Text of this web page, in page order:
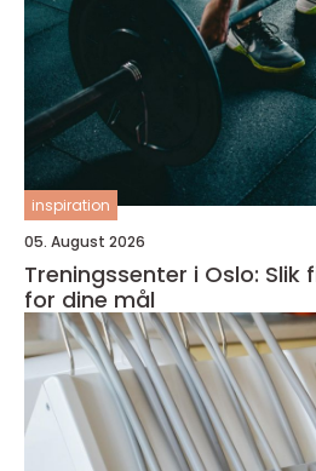
inspiration
05. August 2026
Treningssenter i Oslo:
for dine mål